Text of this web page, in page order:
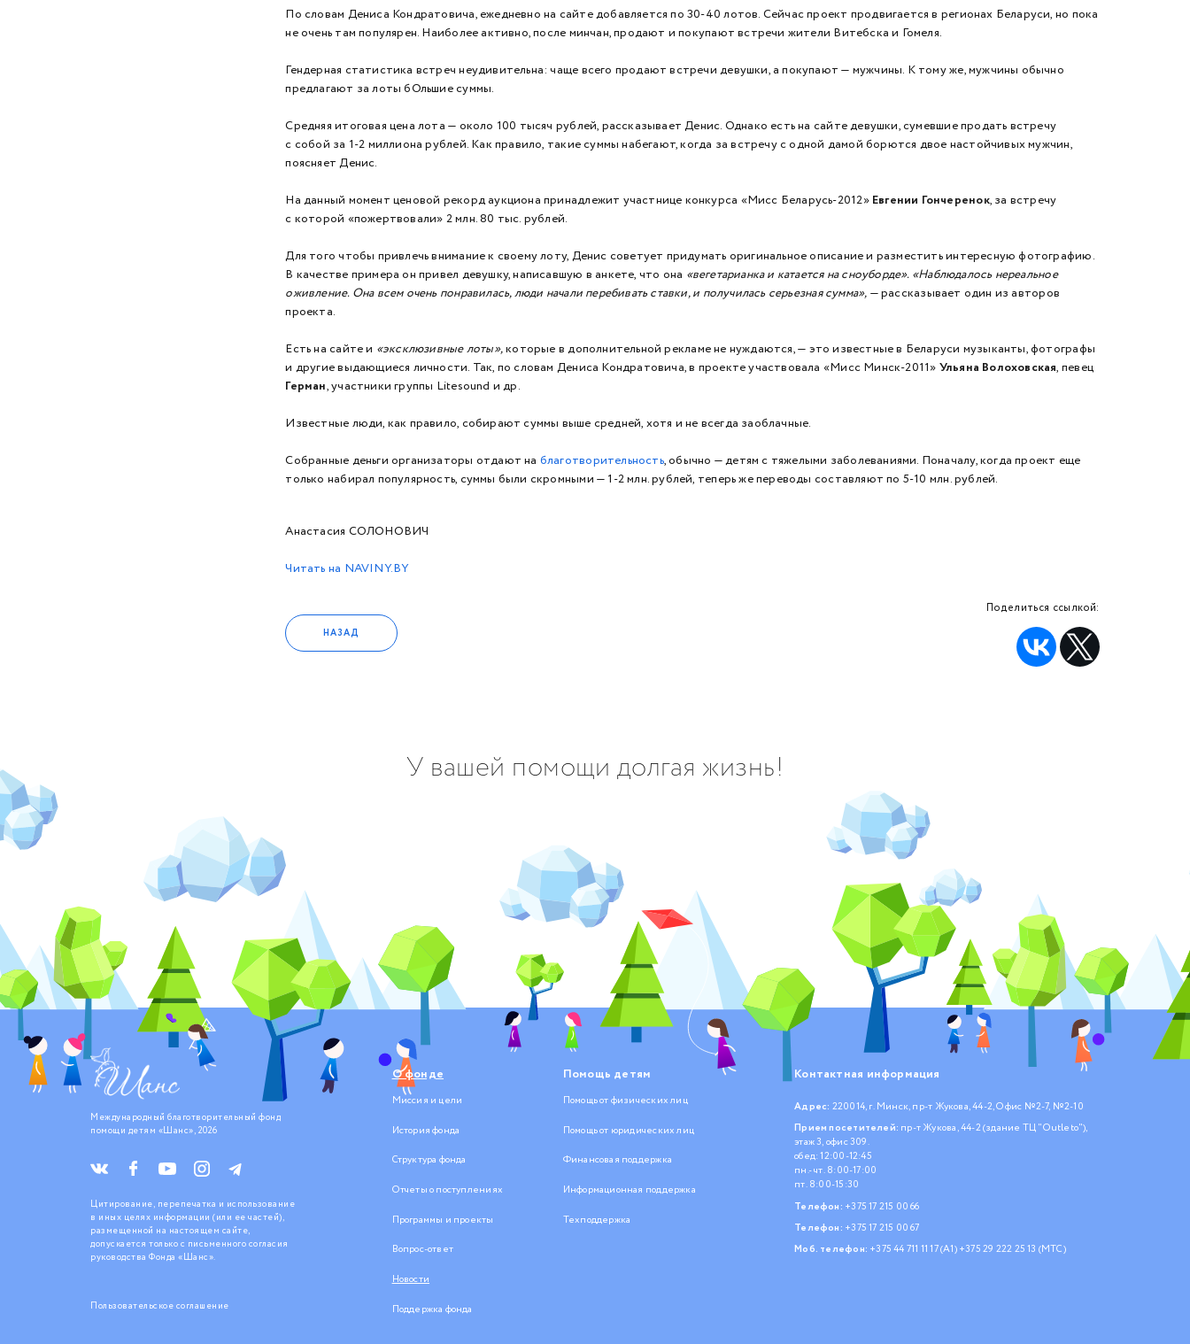
По словам Дениса Кондратовича, ежедневно на сайте добавляется по 30-40 лотов. Сейчас проект продвигается в регионах Беларуси, но пока
не очень там популярен. Наиболее активно, после минчан, продают и покупают встречи жители Витебска и Гомеля.
Гендерная статистика встреч неудивительна: чаще всего продают встречи девушки, а покупают — мужчины. К тому же, мужчины обычно
предлагают за лоты бОльшие суммы.
Средняя итоговая цена лота — около 100 тысяч рублей, рассказывает Денис. Однако есть на сайте девушки, сумевшие продать встречу
с собой за 1-2 миллиона рублей. Как правило, такие суммы набегают, когда за встречу с одной дамой борются двое настойчивых мужчин,
поясняет Денис.
На данный момент ценовой рекорд аукциона принадлежит участнице конкурса «Мисс Беларусь-2012» Евгении Гончеренок, за встречу
с которой «пожертвовали» 2 млн. 80 тыс. рублей.
Для того чтобы привлечь внимание к своему лоту, Денис советует придумать оригинальное описание и разместить интересную фотографию.
В качестве примера он привел девушку, написавшую в анкете, что она «вегетарианка и катается на сноуборде». «Наблюдалось нереальное
оживление. Она всем очень понравилась, люди начали перебивать ставки, и получилась серьезная сумма», — рассказывает один из авторов
проекта.
Есть на сайте и «эксклюзивные лоты»,которые в дополнительной рекламе не нуждаются, — это известные в Беларуси музыканты, фотографы
и другие выдающиеся личности. Так, по словам Дениса Кондратовича, в проекте участвовала «Мисс Минск-2011» Ульяна Волоховская, певец
Герман, участники группы Litesound и др.
Известные люди, как правило, собирают суммы выше средней, хотя и не всегда заоблачные.
Собранные деньги организаторы отдают на благотворительность, обычно — детям с тяжелыми заболеваниями. Поначалу, когда проект еще
только набирал популярность, суммы были скромными — 1-2 млн. рублей, теперь же переводы составляют по 5-10 млн. рублей.
Анастасия СОЛОНОВИЧ
Читать на NAVINY.BY
НАЗАД
Поделиться ссылкой:
У вашей помощи долгая жизнь!
Международный благотворительный фонд
помощи детям «Шанс», 2026
Цитирование, перепечатка и использование
в иных целях информации (или ее частей),
размещенной на настоящем сайте,
допускается только с письменного согласия
руководства Фонда «Шанс».
Пользовательское соглашение
О фонде
Миссия и цели
История фонда
Структура фонда
Отчеты о поступлениях
Программы и проекты
Вопрос-ответ
Новости
Поддержка фонда
Помощь детям
Помощь от физических лиц
Помощь от юридических лиц
Финансовая поддержка
Информационная поддержка
Техподдержка
Контактная информация
Адрес: 220014, г. Минск, пр-т Жукова, 44-2, Офис №2-7, №2-10
Прием посетителей: пр-т Жукова, 44-2 (здание ТЦ "Outleto"),
этаж 3, офис 309.
обед: 12:00-12:45
пн.- чт. 8:00-17:00
пт. 8:00-15:30
Телефон: +375 17 215 00 66
Телефон: +375 17 215 00 67
Моб. телефон: +375 44 711 11 17 (А1) +375 29 222 25 13 (МТС)